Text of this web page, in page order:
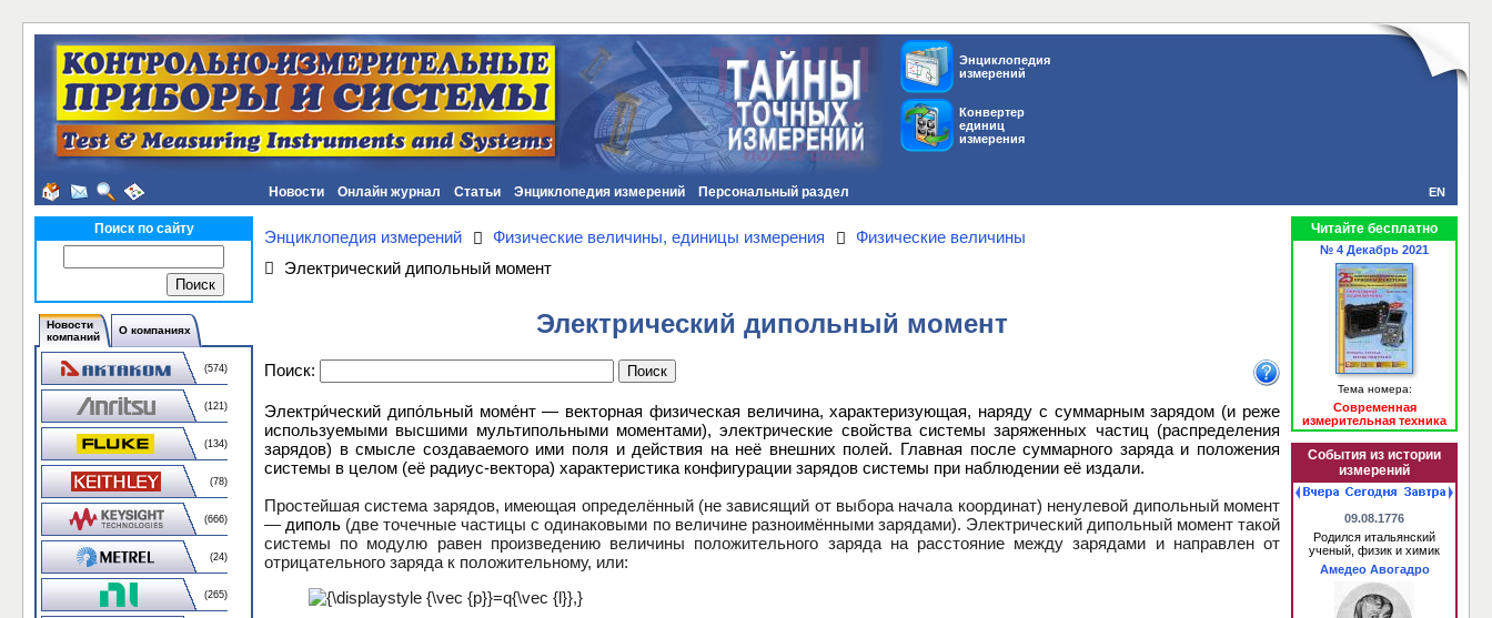
Энциклопедия
измерений
Конвертер
единиц
измерения
Новости Онлайн журнал Статьи Энциклопедия измерений Персональный раздел EN
Поиск по сайту
Новости
компаний
О компаниях
(574)
(121)
(134)
(78)
(666)
(24)
(265)
Энциклопедия измерений Физические величины, единицы измерения
Физические величины
Электрический дипольный момент
Электрический дипольный момент
Поиск:
Электри́ческий дипо́льный моме́нт — векторная физическая величина, характеризующая, наряду с суммарным зарядом (и реже
используемыми высшими мультипольными моментами), электрические свойства системы заряженных частиц (распределения
зарядов) в смысле создаваемого ими поля и действия на неё внешних полей. Главная после суммарного заряда и положения
системы в целом (её радиус-вектора) характеристика конфигурации зарядов системы при наблюдении её издали.
Простейшая система зарядов, имеющая определённый (не зависящий от выбора начала координат) ненулевой дипольный момент
— диполь (две точечные частицы с одинаковыми по величине разноимёнными зарядами). Электрический дипольный момент такой
системы по модулю равен произведению величины положительного заряда на расстояние между зарядами и направлен от
отрицательного заряда к положительному, или:
Читайте бесплатно
№ 4 Декабрь 2021
Тема номера:
Современная
измерительная техника
События из истории
измерений
09.08.1776
Родился итальянский
ученый, физик и химик
Амедео Авогадро